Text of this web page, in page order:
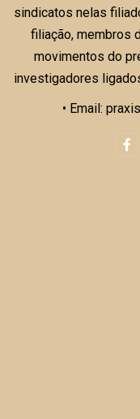
sindicatos nelas
filiação, membros
movimentos do
investigadores
• Email: